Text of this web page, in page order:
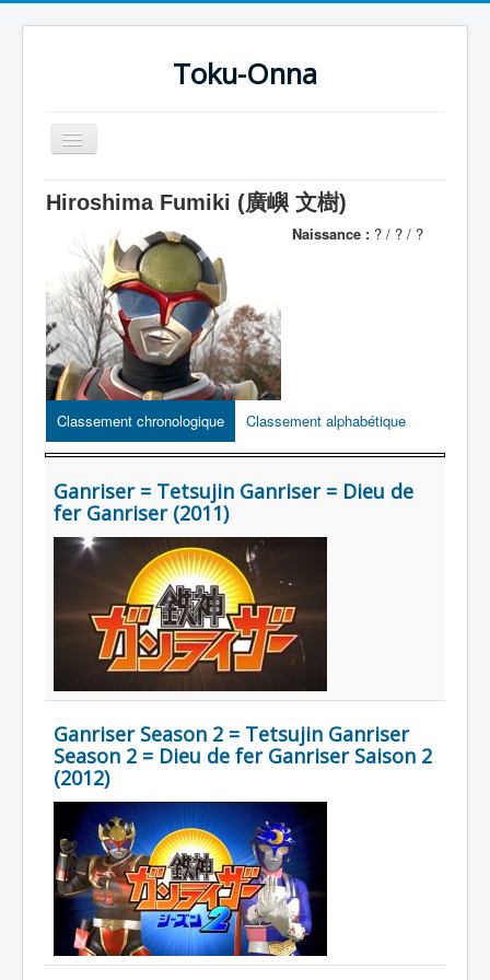
Toku-Onna
Basculer
la
Accueil
Toku-Actrices
Toku-Critiques
Séries
Films
COSAA
Dessins
Artiste Asperger
Lexique
Série
Équipe
Personnage
Mecha
Épisode
Référence
Fanservice
Hiroshima Fumiki (廣嶼 文樹)
Naissance : ? / ? / ?
Classement chronologique Classement alphabétique
Ganriser = Tetsujin Ganriser = Dieu de
fer Ganriser (2011)
Ganriser Season 2 = Tetsujin Ganriser
Season 2 = Dieu de fer Ganriser Saison 2
(2012)